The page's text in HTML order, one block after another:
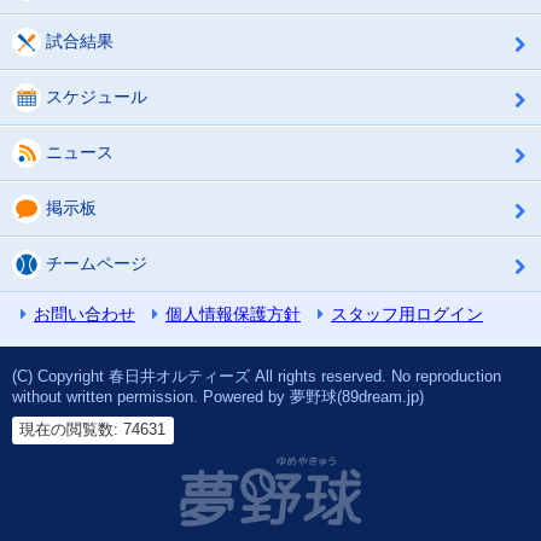
試合結果
スケジュール
ニュース
掲示板
チームページ
お問い合わせ 個人情報保護方針 スタッフ用ログイン
(C) Copyright 春日井オルティーズ All rights reserved. No reproduction
without written permission. Powered by 夢野球(89dream.jp)
現在の閲覧数: 74631